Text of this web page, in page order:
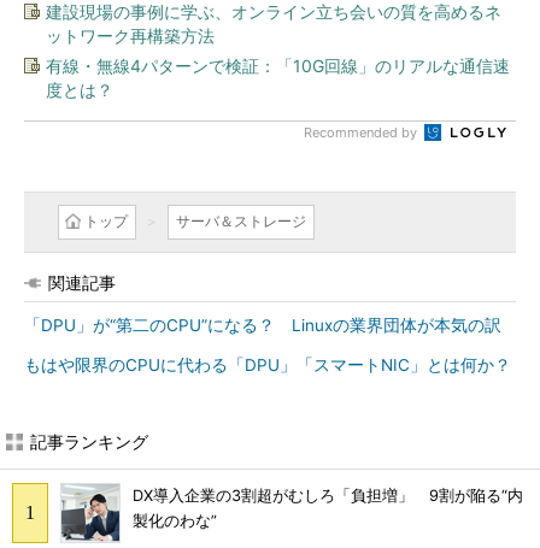
建設現場の事例に学ぶ、オンライン立ち会いの質を高めるネ
ットワーク再構築方法
有線・無線4パターンで検証：「10G回線」のリアルな通信速
度とは？
Recommended by
トップ サーバ＆ストレージ
関連記事
「DPU」が“第二のCPU”になる？ Linuxの業界団体が本気の訳
もはや限界のCPUに代わる「DPU」「スマートNIC」とは何か？
記事ランキング
DX導入企業の3割超がむしろ「負担増」 9割が陥る“内
製化のわな”